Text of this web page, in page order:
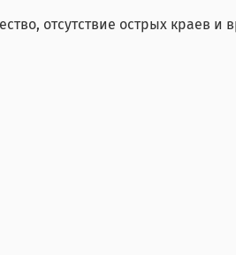
отсутствие острых краев и